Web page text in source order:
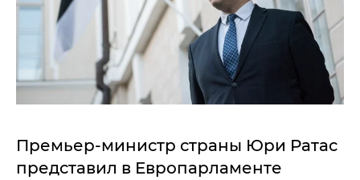
Премьер-министр страны Юри Ратас
представил в Европарламенте